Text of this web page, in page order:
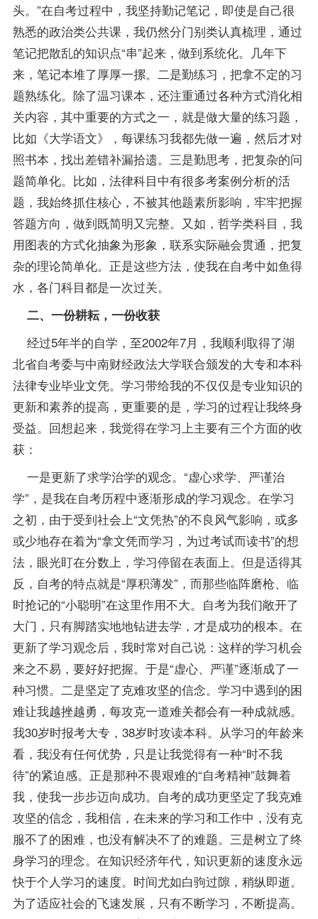
头。”在自考过程中，我坚持勤记笔记，即使是自己很
熟悉的政治类公共课，我仍然分门别类认真梳理，通过
笔记把散乱的知识点“串”起来，做到系统化。几年下
来，笔记本堆了厚厚一摞。二是勤练习，把拿不定的习
题熟练化。除了温习课本，还注重通过各种方式消化相
关内容，其中重要的方式之一，就是做大量的练习题，
比如《大学语文》，每课练习我都先做一遍，然后才对
照书本，找出差错补漏拾遗。三是勤思考，把复杂的问
题简单化。比如，法律科目中有很多考案例分析的活
题，我始终抓住核心，不被其他题素所影响，牢牢把握
答题方向，做到既简明又完整。又如，哲学类科目，我
用图表的方式化抽象为形象，联系实际融会贯通，把复
杂的理论简单化。正是这些方法，使我在自考中如鱼得
水，各门科目都是一次过关。
二、一份耕耘，一份收获
经过5年半的自学，至2002年7月，我顺利取得了湖
北省自考委与中南财经政法大学联合颁发的大专和本科
法律专业毕业文凭。学习带给我的不仅仅是专业知识的
更新和素养的提高，更重要的是，学习的过程让我终身
受益。回想起来，我觉得在学习上主要有三个方面的收
获：
一是更新了求学治学的观念。“虚心求学、严谨治
学”，是我在自考历程中逐渐形成的学习观念。在学习
之初，由于受到社会上“文凭热”的不良风气影响，或多
或少地存在着为“拿文凭而学习，为过考试而读书”的想
法，眼光盯在分数上，学习停留在表面上。但是适得其
反，自考的特点就是“厚积薄发”，而那些临阵磨枪、临
时抢记的“小聪明”在这里作用不大。自考为我们敞开了
大门，只有脚踏实地地钻进去学，才是成功的根本。在
更新了学习观念后，我时常对自己说：这样的学习机会
来之不易，要好好把握。于是“虚心、严谨”逐渐成了一
种习惯。二是坚定了克难攻坚的信念。学习中遇到的困
难让我越挫越勇，每攻克一道难关都会有一种成就感。
我30岁时报考大专，38岁时攻读本科。从学习的年龄来
看，我没有任何优势，只是让我觉得有一种“时不我
待”的紧迫感。正是那种不畏艰难的“自考精神”鼓舞着
我，使我一步步迈向成功。自考的成功更坚定了我克难
攻坚的信念，我相信，在未来的学习和工作中，没有克
服不了的困难，也没有解决不了的难题。三是树立了终
身学习的理念。在知识经济年代，知识更新的速度永远
快于个人学习的速度。时间尤如白驹过隙，稍纵即逝。
为了适应社会的飞速发展，只有不断学习，不断提高。